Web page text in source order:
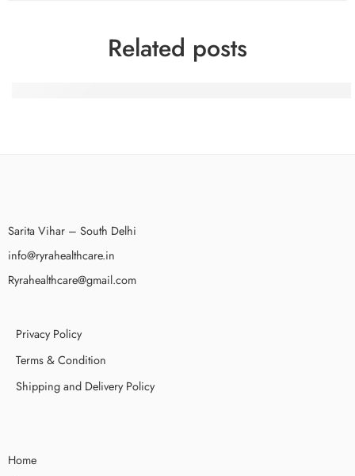
Related posts
Sarita Vihar – South Delhi
info@ryrahealthcare.in
Ryrahealthcare@gmail.com
Privacy Policy
Terms & Condition
Shipping and Delivery Policy
Home